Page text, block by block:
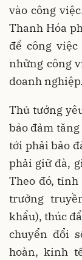
vào công
Thanh Hóa
để công
những công
doanh nghiệp.
Thủ tướng
bảo đảm
tới phải bảo
phải giữ đà,
Theo đó,
trưởng
khẩu), thúc
chuyển đổi
hoàn, kinh